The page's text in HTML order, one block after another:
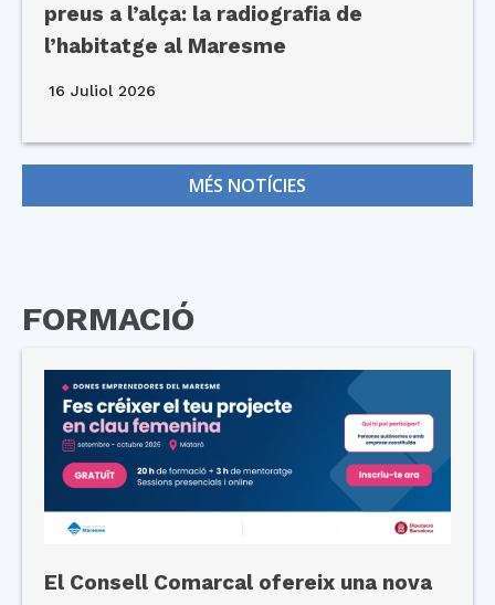
preus a l’alça: la radiografia de
l’habitatge al Maresme
16 Juliol 2026
MÉS NOTÍCIES
FORMACIÓ
El Consell Comarcal ofereix una nova